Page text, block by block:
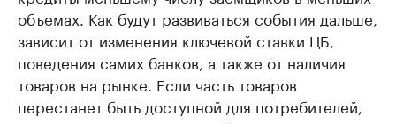
объемах. Как будут развиваться события дальше,
зависит от изменения ключевой ставки ЦБ,
поведения самих банков, а также от наличия
товаров на рынке. Если часть товаров
перестанет быть доступной для потребителей,